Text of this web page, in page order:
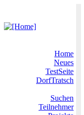
Home
Neues
TestSeite
DorfTratsch
Suchen
Teilnehmer